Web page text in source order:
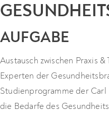
AUFGABE
Austausch zwischen Praxis
Experten der
Studienprogramme der
die Bedarfe des